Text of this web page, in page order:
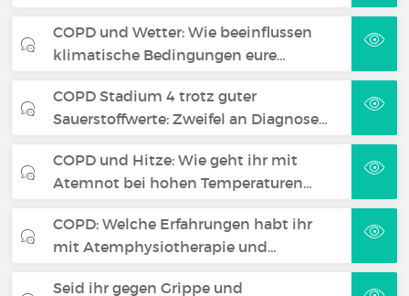
COPD und Wetter: Wie beeinflussen
klimatische Bedingungen eure…
COPD Stadium 4 trotz guter
Sauerstoffwerte: Zweifel an Diagnose…
COPD und Hitze: Wie geht ihr mit
Atemnot bei hohen Temperaturen…
COPD: Welche Erfahrungen habt ihr
mit Atemphysiotherapie und…
Seid ihr gegen Grippe und